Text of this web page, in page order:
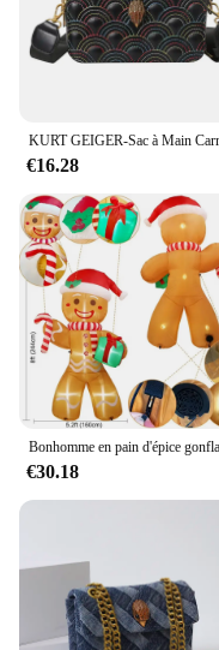
€16.28
€30.18